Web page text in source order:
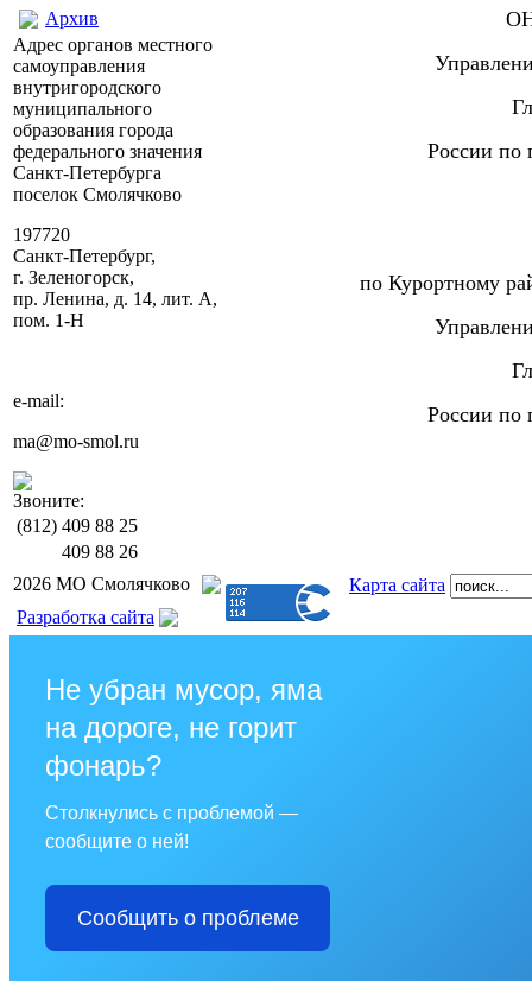
Архив
Адрес органов местного
самоуправления
внутригородского
муниципального
образования города
федерального значения
Санкт-Петербурга
поселок Смолячково
197720
Санкт-Петербург,
г. Зеленогорск,
пр. Ленина, д. 14, лит. А,
пом. 1-Н
e-mail:
ma@mo-smol.ru
Звоните:
(812) 409 88 25
409 88 26
России по
по Курортному
России по
2026 МО Смолячково
Карта сайта
Разработка сайта
Не убран мусор, яма
на дороге, не горит
фонарь?
Столкнулись с проблемой —
сообщите о ней!
Сообщить о проблеме